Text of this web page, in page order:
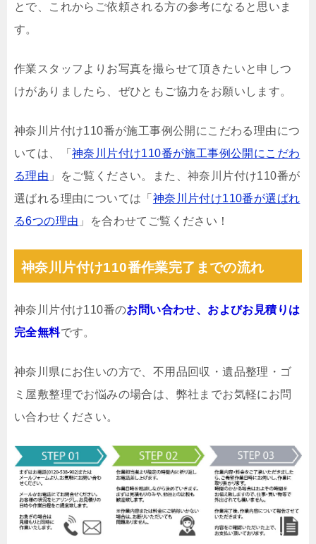
とで、これからご依頼される方の参考になると思いま
す。
作業スタッフよりお写真を撮らせて頂きたいと申しつ
けがありましたら、ぜひともご協力をお願いします。
神奈川片付け110番が施工事例公開にこだわる理由につ
いては、「 神奈川片付け110番が施工事例公開にこだわ
る理由 」をご覧ください。また、神奈川片付け110番が
選ばれる理由については「 神奈川片付け110番が選ばれ
る6つの理由 」を合わせてご覧ください！
神奈川片付け110番作業完了までの流れ
神奈川片付け110番のお問い合わせ、およびお見積りは
完全無料です。
神奈川県にお住いの方で、不用品回収・遺品整理・ゴ
ミ屋敷整理でお悩みの場合は、弊社までお気軽にお問
い合わせください。